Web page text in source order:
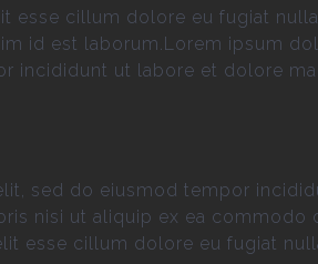
esse cillum dolore eu fugiat
id est laborum.Lorem ipsum
incididunt ut labore et dolore
sed do eiusmod tempor
nisi ut aliquip ex ea commodo
esse cillum dolore eu fugiat